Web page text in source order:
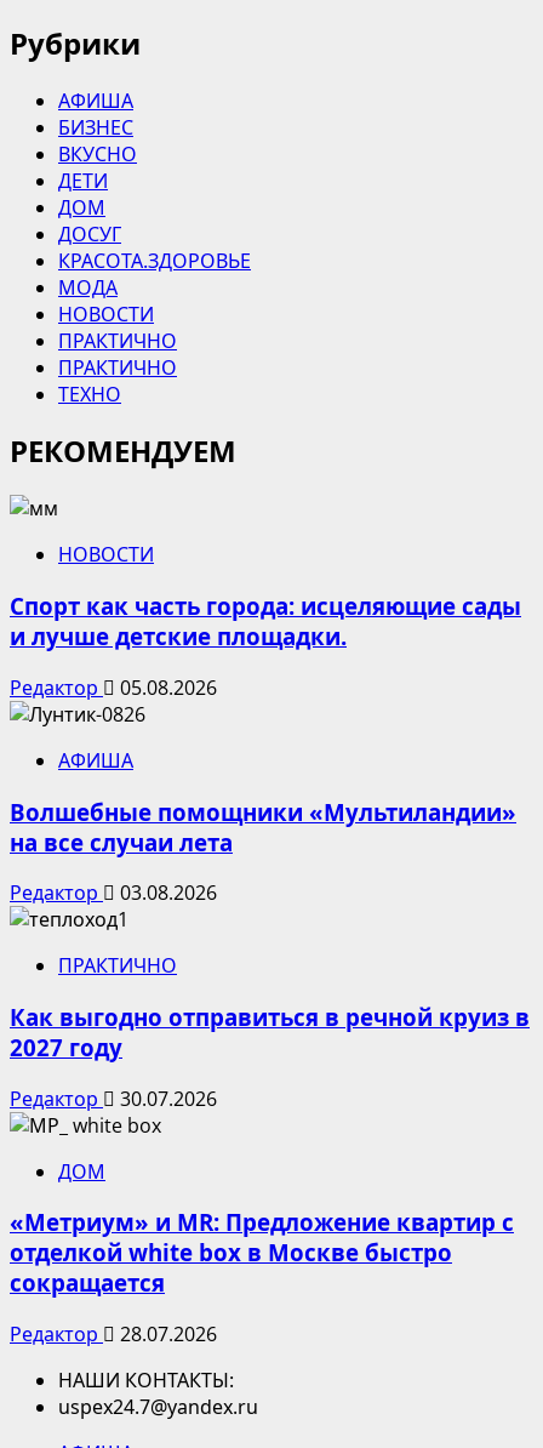
Рубрики
АФИША
БИЗНЕС
ВКУСНО
ДЕТИ
ДОМ
ДОСУГ
КРАСОТА.ЗДОРОВЬЕ
МОДА
НОВОСТИ
ПРАКТИЧНО
ПРАКТИЧНО
ТЕХНО
РЕКОМЕНДУЕМ
НОВОСТИ
Спорт как часть города: исцеляющие сады
и лучше детские площадки.
Редактор 05.08.2026
АФИША
Волшебные помощники «Мультиландии»
на все случаи лета
Редактор 03.08.2026
ПРАКТИЧНО
Как выгодно отправиться в речной круиз в
2027 году
Редактор 30.07.2026
ДОМ
«Метриум» и MR: Предложение квартир с
отделкой white box в Москве быстро
сокращается
Редактор
28.07.2026
НАШИ КОНТАКТЫ:
uspex24.7@yandex.ru